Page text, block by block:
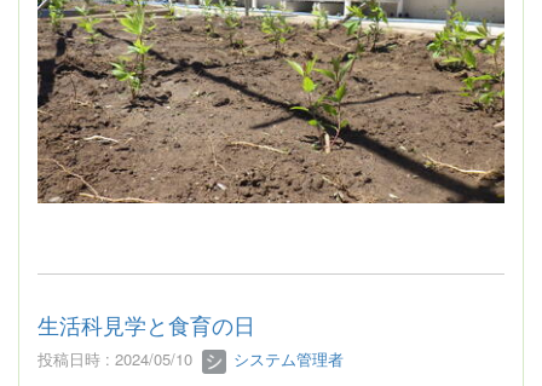
生活科見学と食育の日
投稿日時 : 2024/05/10 システム管理者